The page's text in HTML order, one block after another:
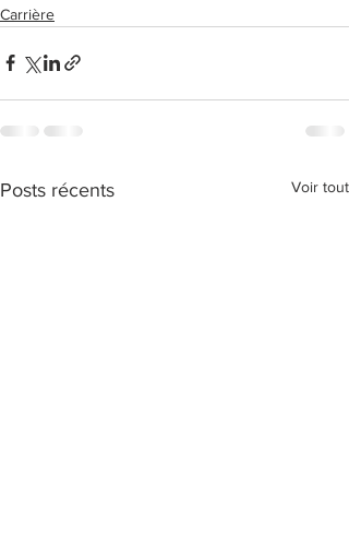
Carrière
Posts récents Voir tout